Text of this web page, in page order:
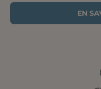
EN